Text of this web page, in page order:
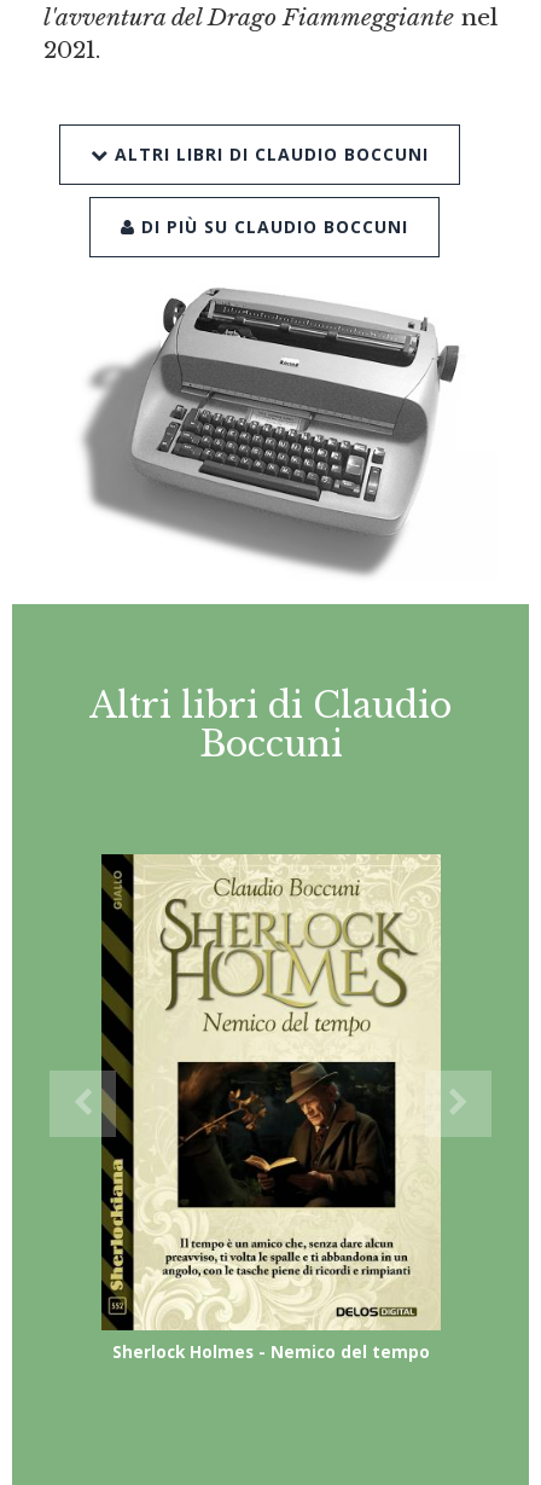
l'avventura del Drago Fiammeggiante nel
2021.
ALTRI LIBRI DI CLAUDIO BOCCUNI
DI PIÙ SU CLAUDIO BOCCUNI
Altri libri di Claudio
Boccuni
Sherlock Holmes - Nemico del tempo